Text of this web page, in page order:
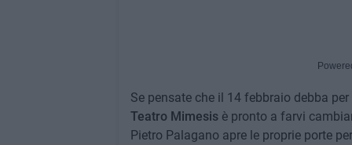
Se pensate che il 14 febbraio debba
Teatro Mimesisè pronto a farvi
Pietro Palagano apre le proprie porte